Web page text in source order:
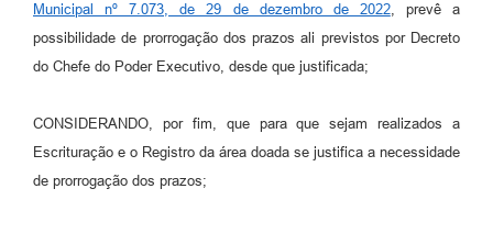
Municipal nº 7.073, de 29 de dezembro de 2022, prevê a
possibilidade de prorrogação dos prazos ali previstos por Decreto
do Chefe do Poder Executivo, desde que justificada;
CONSIDERANDO, por fim, que para que sejam realizados a
Escrituração e o Registro da área doada se justifica a necessidade
de prorrogação dos prazos;